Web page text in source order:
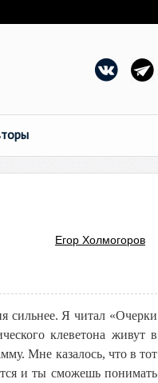
Егор Холмогоров
сильнее. Я читал «Очерки
клеветона живут в
Мне казалось, что в тот
и ты сможешь понимать